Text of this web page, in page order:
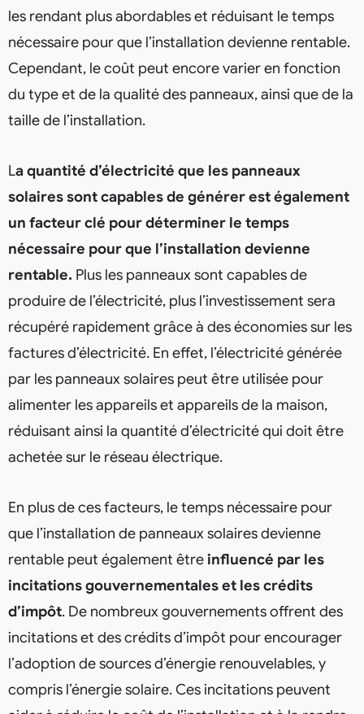
les rendant plus abordables et réduisant le temps
nécessaire pour que l’installation devienne rentable.
Cependant, le coût peut encore varier en fonction
du type et de la qualité des panneaux, ainsi que de la
taille de l’installation.
La quantité d’électricité que les panneaux
solaires sont capables de générer est également
un facteur clé pour déterminer le temps
nécessaire pour que l’installation devienne
rentable. Plus les panneaux sont capables de
produire de l’électricité, plus l’investissement sera
récupéré rapidement grâce à des économies sur les
factures d’électricité. En effet, l’électricité générée
par les panneaux solaires peut être utilisée pour
alimenter les appareils et appareils de la maison,
réduisant ainsi la quantité d’électricité qui doit être
achetée sur le réseau électrique.
En plus de ces facteurs, le temps nécessaire pour
que l’installation de panneaux solaires devienne
rentable peut également êtreinfluencé par les
incitations gouvernementales et les crédits
d’impôt. De nombreux gouvernements offrent des
incitations et des crédits d’impôt pour encourager
l’adoption de sources d’énergie renouvelables, y
compris l’énergie solaire. Ces incitations peuvent